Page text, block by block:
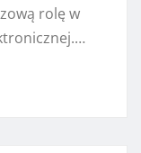
rolę w